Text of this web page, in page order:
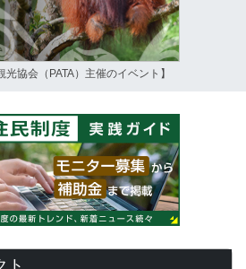
光協会（PATA）主催のイベント】
ト